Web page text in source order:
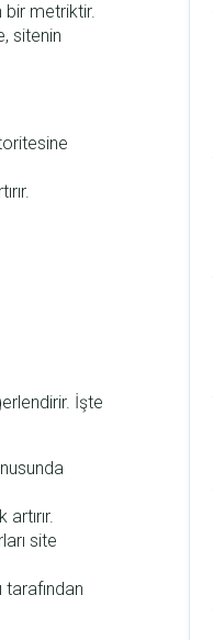
bir metriktir.
sitenin
İşte
site